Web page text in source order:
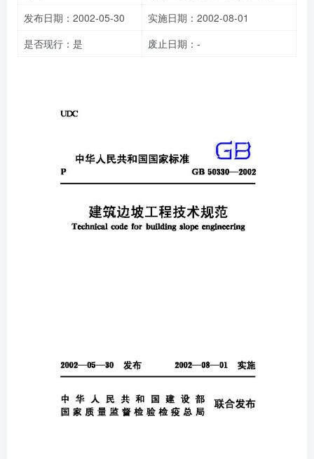
发布日期：2002-05-30
实施日期：2002-08-01
是否现行：是
废止日期：-